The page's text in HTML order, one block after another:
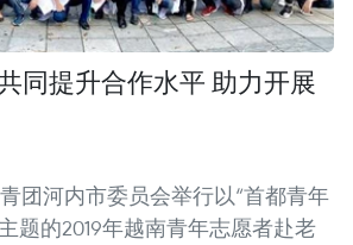
同提升合作水平 助力开展
团河内市委员会举行以“首都青年
题的2019年越南青年志愿者赴老